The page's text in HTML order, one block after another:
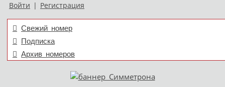
Войти | Регистрация
Свежий номер
Подписка
Архив номеров